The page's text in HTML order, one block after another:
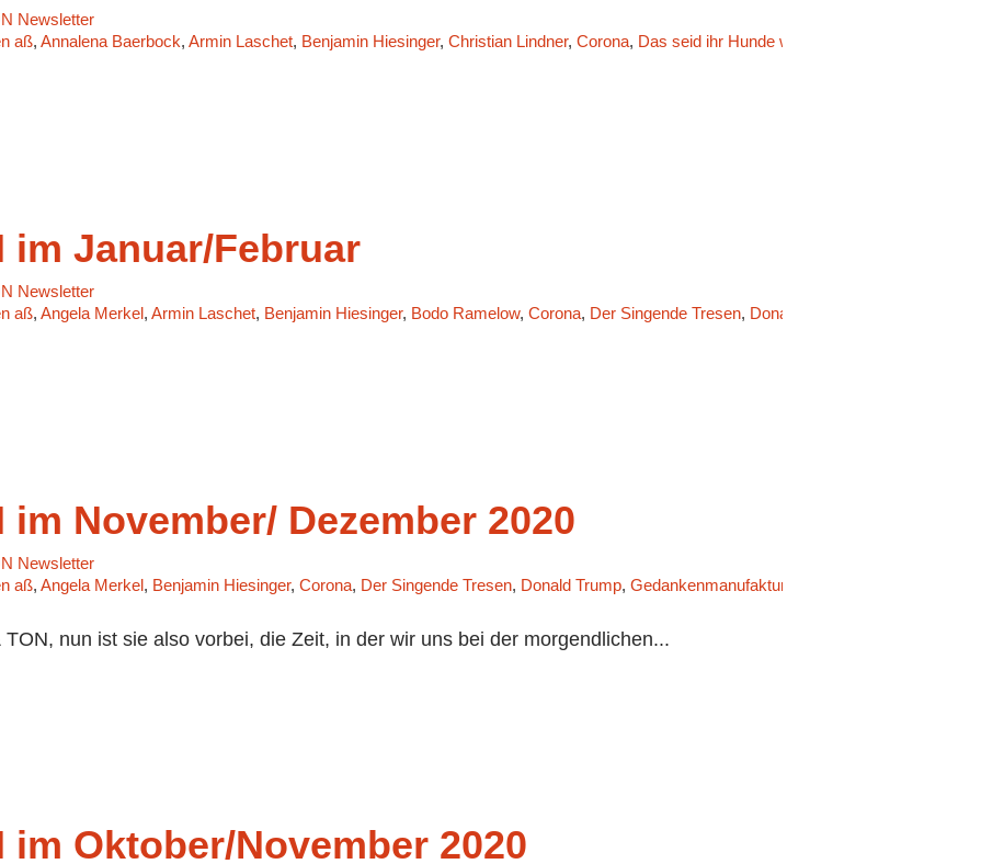
Newsletter
aß, Annalena Baerbock, Armin Laschet, Benjamin Hiesinger, Christian Lindner, Corona, Das seid ihr Hunde wert!
im Januar/Februar
Newsletter
aß, Angela Merkel, Armin Laschet, Benjamin Hiesinger, Bodo Ramelow, Corona, Der Singende Tresen, Donald Trump
im November/ Dezember 2020
Newsletter
aß, Angela Merkel, Benjamin Hiesinger, Corona, Der Singende Tresen, Donald Trump, Gedankenmanufaktur
nun ist sie also vorbei, die Zeit, in der wir uns bei der morgendlichen...
im Oktober/November 2020